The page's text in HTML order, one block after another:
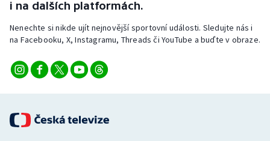
Short track
Sportovní střelba
Stolní tenis
Triatlon
Veslování
i na dalších platformách.
Nenechte si nikde ujít nejnovější sportovní události. Sledujte nás i
na Facebooku, X, Instagramu, Threads či YouTube a buďte v obraze.